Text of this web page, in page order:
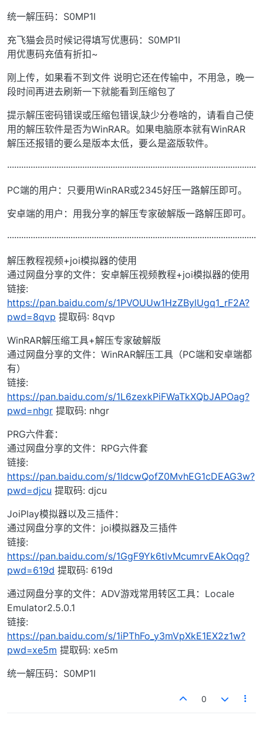
统一解压码：S0MP1I
充飞猫会员时候记得填写优惠码：S0MP1I
用优惠码充值有折扣~
刚上传，如果看不到文件 说明它还在传输中，不用急，晚一
段时间再进去刷新一下就能看到压缩包了
提示解压密码错误或压缩包错误,缺少分卷啥的，请看自己使
用的解压软件是否为WinRAR。如果电脑原本就有WinRAR
解压还报错的要么是版本太低，要么是盗版软件。
··········································································································
PC端的用户：只要用WinRAR或2345好压一路解压即可。
安卓端的用户：用我分享的解压专家破解版一路解压即可。
··········································································································
解压教程视频+joi模拟器的使用
通过网盘分享的文件：安卓解压视频教程+joi模拟器的使用
链接:
https://pan.baidu.com/s/1PVOUUw1HzZBylUgq1_rF2A?
pwd=8qvp 提取码: 8qvp
WinRAR解压缩工具+解压专家破解版
通过网盘分享的文件：WinRAR解压工具（PC端和安卓端都
有）
链接:
https://pan.baidu.com/s/1L6zexkPiFWaTkXQbJAPOag?
pwd=nhgr 提取码: nhgr
PRG六件套：
通过网盘分享的文件：RPG六件套
链接:
https://pan.baidu.com/s/1ldcwQofZ0MvhEG1cDEAG3w?
pwd=djcu 提取码: djcu
JoiPlay模拟器以及三插件：
通过网盘分享的文件：joi模拟器及三插件
链接:
https://pan.baidu.com/s/1GgF9Yk6tlvMcumrvEAkOqg?
pwd=619d 提取码: 619d
通过网盘分享的文件：ADV游戏常用转区工具：Locale
Emulator2.5.0.1
链接:
https://pan.baidu.com/s/1iPThFo_y3mVpXkE1EX2z1w?
pwd=xe5m 提取码: xe5m
统一解压码：S0MP1I
0